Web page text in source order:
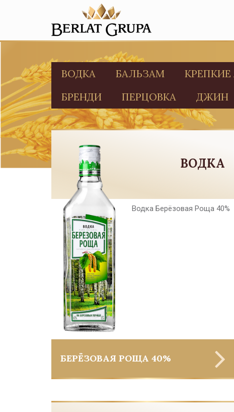
ВОДКА БАЛЬЗАМ
БРЕНДИ
ПЕРЦОВКА ДЖИН
ВОДКА
Водка Берёзовая Роща 40%
БЕРЁЗОВАЯ РОЩА 40%